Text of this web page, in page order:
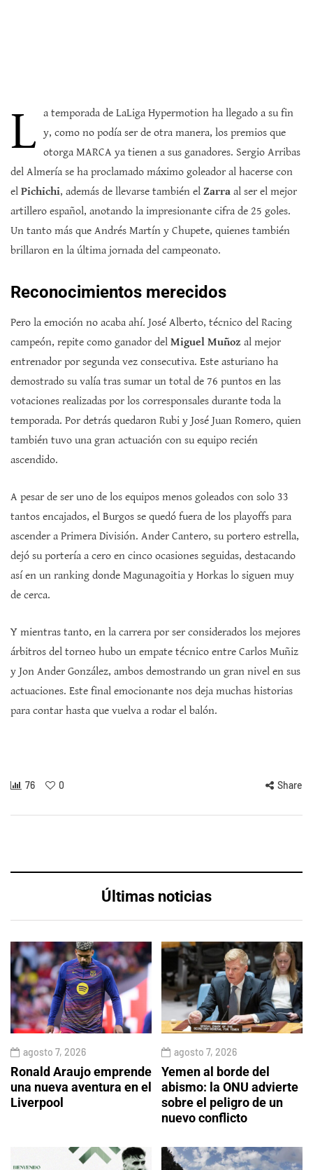
L a temporada de LaLiga Hypermotion ha llegado a su fin
y, como no podía ser de otra manera, los premios que
otorga MARCA ya tienen a sus ganadores. Sergio Arribas
del Almería se ha proclamado máximo goleador al hacerse con
el Pichichi, además de llevarse también el Zarra al ser el mejor
artillero español, anotando la impresionante cifra de 25 goles.
Un tanto más que Andrés Martín y Chupete, quienes también
brillaron en la última jornada del campeonato.
Reconocimientos merecidos
Pero la emoción no acaba ahí. José Alberto, técnico del Racing
campeón, repite como ganador del Miguel Muñoz al mejor
entrenador por segunda vez consecutiva. Este asturiano ha
demostrado su valía tras sumar un total de 76 puntos en las
votaciones realizadas por los corresponsales durante toda la
temporada. Por detrás quedaron Rubi y José Juan Romero, quien
también tuvo una gran actuación con su equipo recién
ascendido.
A pesar de ser uno de los equipos menos goleados con solo 33
tantos encajados, el Burgos se quedó fuera de los playoffs para
ascender a Primera División. Ander Cantero, su portero estrella,
dejó su portería a cero en cinco ocasiones seguidas, destacando
así en un ranking donde Magunagoitia y Horkas lo siguen muy
de cerca.
Y mientras tanto, en la carrera por ser considerados los mejores
árbitros del torneo hubo un empate técnico entre Carlos Muñiz
y Jon Ander González, ambos demostrando un gran nivel en sus
actuaciones. Este final emocionante nos deja muchas historias
para contar hasta que vuelva a rodar el balón.
76 0 Share
Últimas noticias
agosto 7, 2026
Ronald Araujo emprende
una nueva aventura en el
Liverpool
agosto 7, 2026
Yemen al borde del
abismo: la ONU advierte
sobre el peligro de un
nuevo conflicto